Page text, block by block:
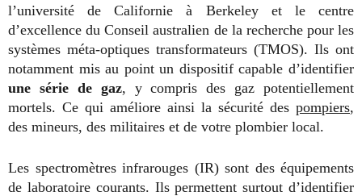
l’université de Californie à Berkeley et le centre
d’excellence du Conseil australien de la recherche pour les
systèmes méta-optiques transformateurs (TMOS). Ils ont
notamment mis au point un dispositif capable d’identifier
une série de gaz, y compris des gaz potentiellement
mortels. Ce qui améliore ainsi la sécurité des pompiers,
des mineurs, des militaires et de votre plombier local.
Les spectromètres infrarouges (IR) sont des équipements
de laboratoire courants. Ils permettent surtout d’identifier